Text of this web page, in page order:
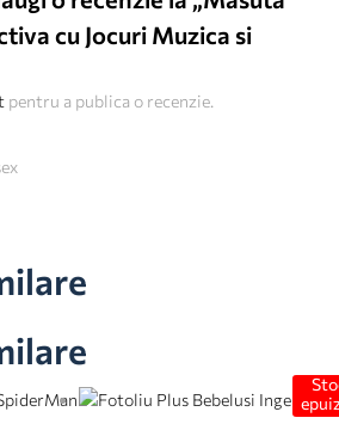
cu Jocuri Muzica si
pentru a publica o recenzie.